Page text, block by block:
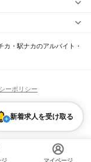
郡苫田郡勝田郡
金光駅鴨方駅里庄駅笠岡駅
BAR）・バーテンダー
ジャー）
ス
売（携帯ショップ）
由
国人活躍中
週4日以上OK
カ・駅ナカのアルバイト・
新着求人を受け取る
ーポリシー
ジ マイページ